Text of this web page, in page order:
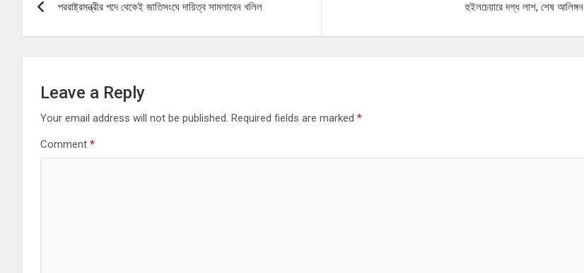
navigation
পররাষ্ট্রমন্ত্রীর পদে থেকেই জাতিসংঘে দায়িত্ব সামলাবেন খলিল হুইলচেয়ারে দগ্ধ লাশ, শেষ আলিঙ্গন
Leave a Reply
Your email address will not be published. Required fields are marked *
Comment *